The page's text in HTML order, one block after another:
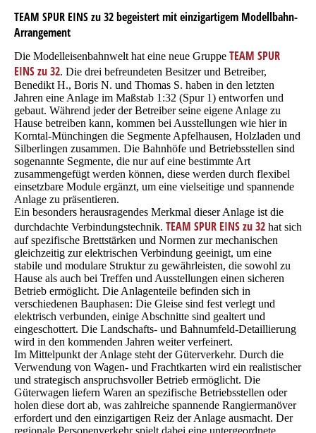
TEAM SPUR EINS zu 32begeistert mit einzigartigem Modellbahn-
Arrangement
Die Modelleisenbahnwelt hat eine neue Gruppe TEAM SPUR
EINS zu 32. Die drei befreundeten Besitzer und Betreiber,
Benedikt H., Boris N. und Thomas S. haben in den letzten
Jahren eine Anlage im Maßstab 1:32 (Spur 1) entworfen und
gebaut. Während jeder der Betreiber seine eigene Anlage zu
Hause betreiben kann, kommen bei Ausstellungen wie hier in
Korntal-Münchingen die Segmente Apfelhausen, Holzladen und
Silberlingen zusammen. Die Bahnhöfe und Betriebsstellen sind
sogenannte Segmente, die nur auf eine bestimmte Art
zusammengefügt werden können, diese werden durch flexibel
einsetzbare Module ergänzt, um eine vielseitige und spannende
Anlage zu präsentieren.
Ein besonders herausragendes Merkmal dieser Anlage ist die
durchdachte Verbindungstechnik. TEAM SPUR EINS zu 32 hat sich
auf spezifische Brettstärken und Normen zur mechanischen
gleichzeitig zur elektrischen Verbindung geeinigt, um eine
stabile und modulare Struktur zu gewährleisten, die sowohl zu
Hause als auch bei Treffen und Ausstellungen einen sicheren
Betrieb ermöglicht. Die Anlagenteile befinden sich in
verschiedenen Bauphasen: Die Gleise sind fest verlegt und
elektrisch verbunden, einige Abschnitte sind gealtert und
eingeschottert. Die Landschafts- und Bahnumfeld-Detaillierung
wird in den kommenden Jahren weiter verfeinert.
Im Mittelpunkt der Anlage steht der Güterverkehr. Durch die
Verwendung von Wagen- und Frachtkarten wird ein realistischer
und strategisch anspruchsvoller Betrieb ermöglicht. Die
Güterwagen liefern Waren an spezifische Betriebsstellen oder
holen diese dort ab, was zahlreiche spannende Rangiermanöver
erfordert und den einzigartigen Reiz der Anlage ausmacht. Der